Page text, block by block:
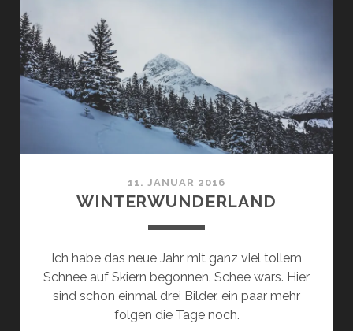
11. JANUAR 2016
WINTERWUNDERLAND
Ich habe das neue Jahr mit ganz viel tollem
Schnee auf Skiern begonnen. Schee wars. Hier
sind schon einmal drei Bilder, ein paar mehr
folgen die Tage noch.